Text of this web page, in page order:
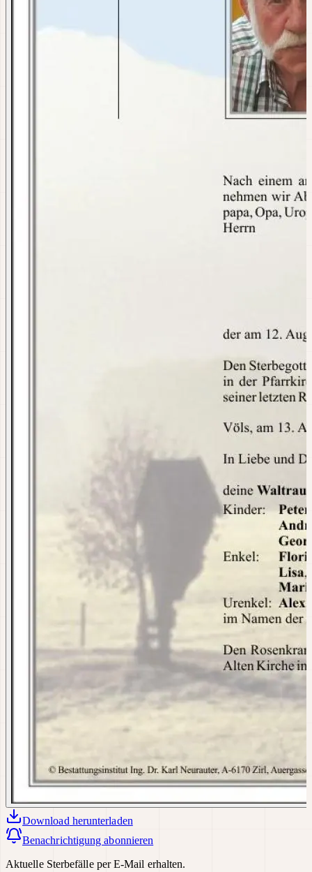
Download herunterladen
Benachrichtigung abonnieren
Aktuelle Sterbefälle per E-Mail erhalten.